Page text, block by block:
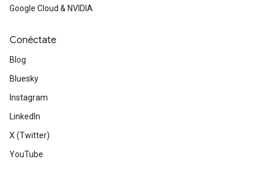
Google Cloud & NVIDIA
Conéctate
Blog
Bluesky
Instagram
LinkedIn
X (Twitter)
YouTube